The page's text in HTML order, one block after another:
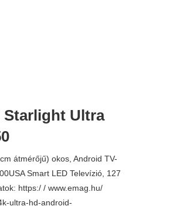
Ultra
átmérőjű) okos, Android TV-
Smart LED Televízió, 127
https:/ / www.emag.hu/
ultra-hd-android-